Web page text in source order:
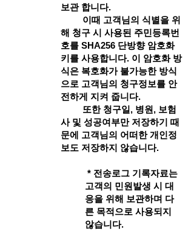
보관 합니다.
이때 고객님의 식별을 위
해 청구 시 사용된 주민등록번
호를 SHA256 단방향 암호화
키를 사용합니다. 이 암호화 방
식은 복호화가 불가능한 방식
으로 고객님의 청구정보를 안
전하게 지켜 줍니다.
또한 청구일, 병원, 보험
사 및 성공여부만 저장하기 때
문에 고객님의 어떠한 개인정
보도 저장하지 않습니다.
* 전송로그 기록자료는
고객의 민원발생 시 대
응을 위해 보관하며 다
른 목적으로 사용되지
않습니다.